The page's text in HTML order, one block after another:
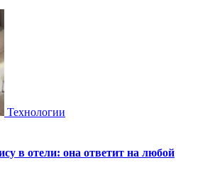
Технологии
в отели: она ответит на любой